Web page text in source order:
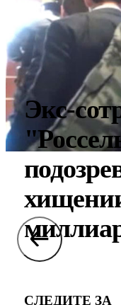
Экс-
СЛЕДИТЕ ЗА